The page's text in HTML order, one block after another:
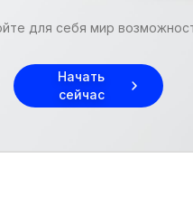
для себя мир
Начать
сейчас